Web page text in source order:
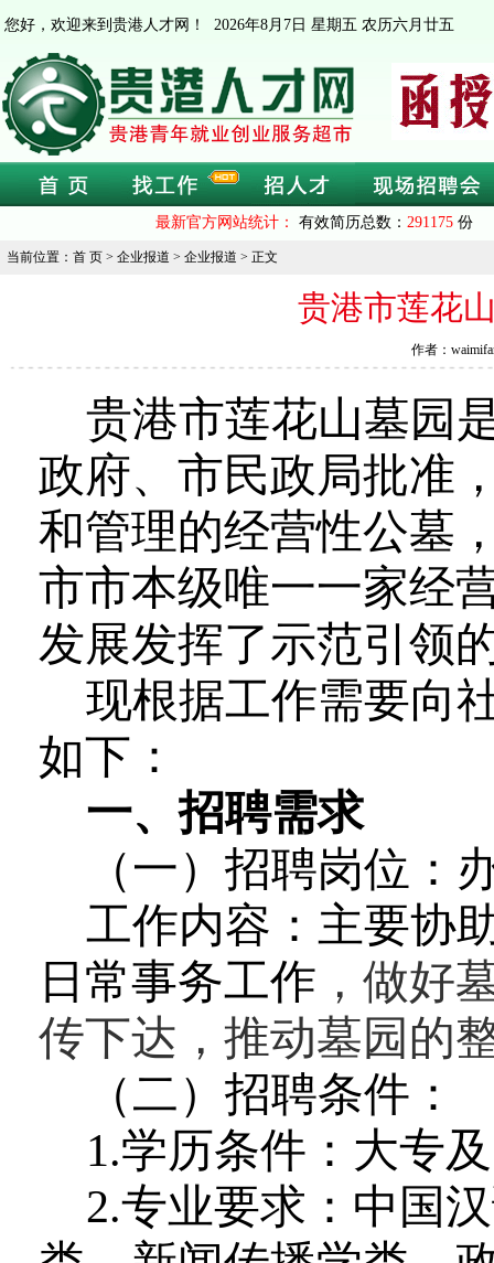
您好，欢迎来到贵港人才网！ 2026年8月7日 星期五 农历六月廿五
最新官方网站统计： 有效简历总数： 291175 份
当前位置：首 页 > 企业报道 > 企业报道 > 正文
贵港市莲花
作者：
贵港市莲花山墓园
政府、市民政局批准
和管理的经营性公墓
市市本级唯一一家经
发展发挥了示范引领
现根据工作需要向
如下：
一、招聘需求
（一）招聘岗位：
工作内容 ： 主要协
日常事务工作 ， 做好
传下达 ，推动墓园 的
（二）招聘条件：
1.学历条件：大专
2.专业要求 ：中国